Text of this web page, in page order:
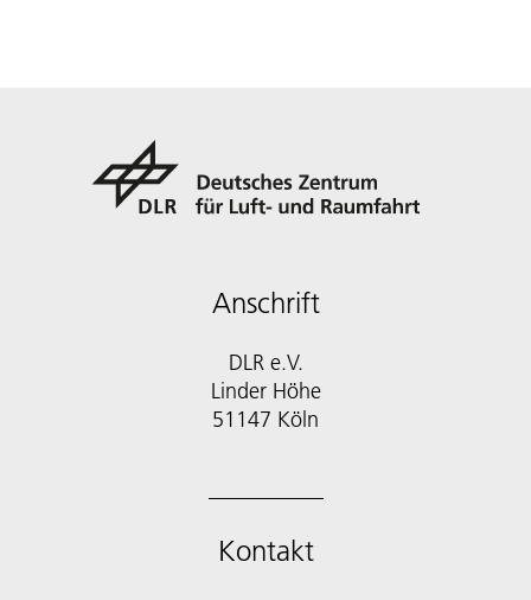
Anschrift
DLR e.V.
Linder Höhe
51147 Köln
Kontakt